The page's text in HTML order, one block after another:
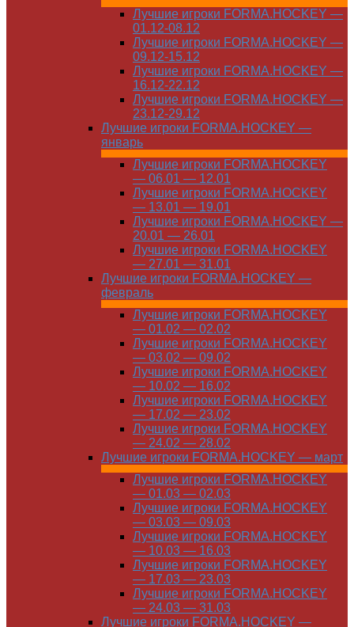
Лучшие игроки FORMA.HOCKEY —
01.12-08.12
Лучшие игроки FORMA.HOCKEY —
09.12-15.12
Лучшие игроки FORMA.HOCKEY —
16.12-22.12
Лучшие игроки FORMA.HOCKEY —
23.12-29.12
Лучшие игроки FORMA.HOCKEY —
январь
Лучшие игроки FORMA.HOCKEY
— 06.01 — 12.01
Лучшие игроки FORMA.HOCKEY
— 13.01 — 19.01
Лучшие игроки FORMA.HOCKEY —
20.01 — 26.01
Лучшие игроки FORMA.HOCKEY
— 27.01 — 31.01
Лучшие игроки FORMA.HOCKEY —
февраль
Лучшие игроки FORMA.HOCKEY
— 01.02 — 02.02
Лучшие игроки FORMA.HOCKEY
— 03.02 — 09.02
Лучшие игроки FORMA.HOCKEY
— 10.02 — 16.02
Лучшие игроки FORMA.HOCKEY
— 17.02 — 23.02
Лучшие игроки FORMA.HOCKEY
— 24.02 — 28.02
Лучшие игроки FORMA.HOCKEY — март
Лучшие игроки FORMA.HOCKEY
— 01.03 — 02.03
Лучшие игроки FORMA.HOCKEY
— 03.03 — 09.03
Лучшие игроки FORMA.HOCKEY
— 10.03 — 16.03
Лучшие игроки FORMA.HOCKEY
— 17.03 — 23.03
Лучшие игроки FORMA.HOCKEY
— 24.03 — 31.03
Лучшие игроки FORMA.HOCKEY —